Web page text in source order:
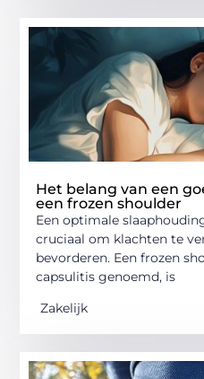
Het belang van een
een frozen shoulder
Een optimale
cruciaal om klachten te
bevorderen. Een frozen
capsulitis genoemd, is
Zakelijk